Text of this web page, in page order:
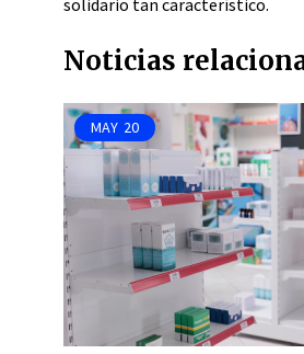
solidario tan característico.
Noticias
MAY 20